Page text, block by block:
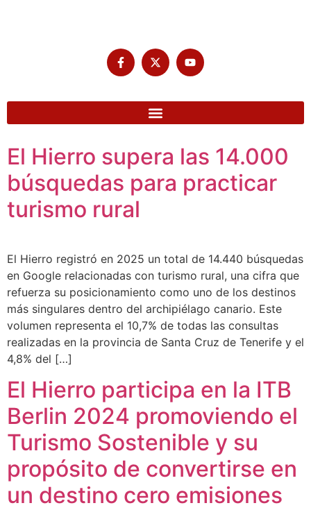
El Hierro supera las 14.000
búsquedas para practicar
turismo rural
El Hierro registró en 2025 un total de 14.440 búsquedas
en Google relacionadas con turismo rural, una cifra que
refuerza su posicionamiento como uno de los destinos
más singulares dentro del archipiélago canario. Este
volumen representa el 10,7% de todas las consultas
realizadas en la provincia de Santa Cruz de Tenerife y el
4,8% del […]
El Hierro participa en la ITB
Berlin 2024 promoviendo el
Turismo Sostenible y su
propósito de convertirse en
un destino cero emisiones